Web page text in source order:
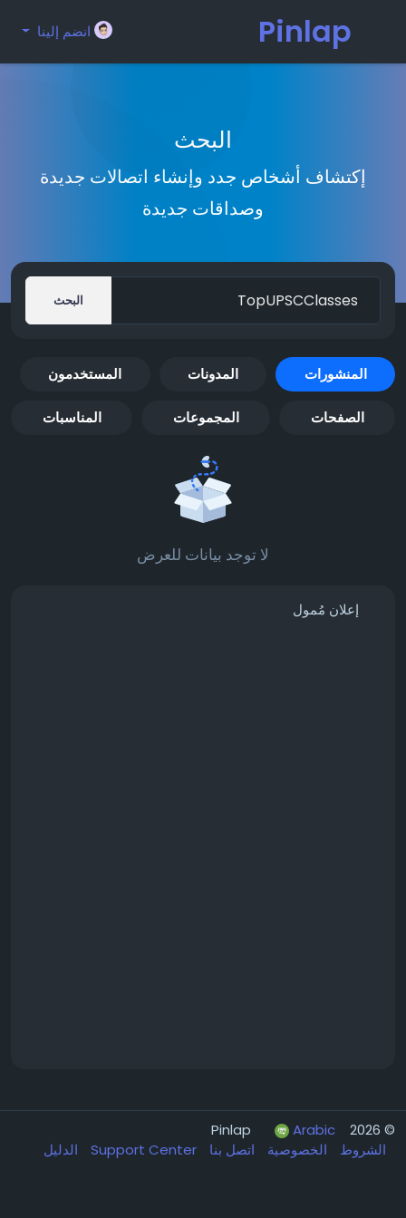
Pinlap انضم إلينا
البحث
إكتشاف أشخاص جدد وإنشاء اتصالات جديدة
وصداقات جديدة
البحث
المنشورات المدونات المستخدمون
الصفحات المجموعات المناسبات
لا توجد بيانات للعرض
إعلان مُمول
© 2026 Pinlap
Arabic
الشروط
الخصوصية اتصل بنا Support Center الدليل